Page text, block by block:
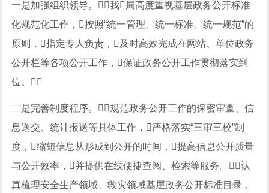
一是加强组织领导。我局高度重视基层政务公开标准
化规范化工作，按照“统一管理、统一标准、统一规范”的
原则，指定专人负责，及时高效完成在网站、单位政务
公开栏等各项公开工作，保证政务公开工作贯彻落实到
位。
二是完善制度程序。规范政务公开工作的保密审查、信
息送交、统计报送等具体工作，严格落实“三审三校”制
度，缩短信息从形成到公开的时间，提高信息公开质量
与公开效率，并提供在线便捷查阅、检索等服务。认
真梳理安全生产领域、救灾领域基层政务公开标准目录，